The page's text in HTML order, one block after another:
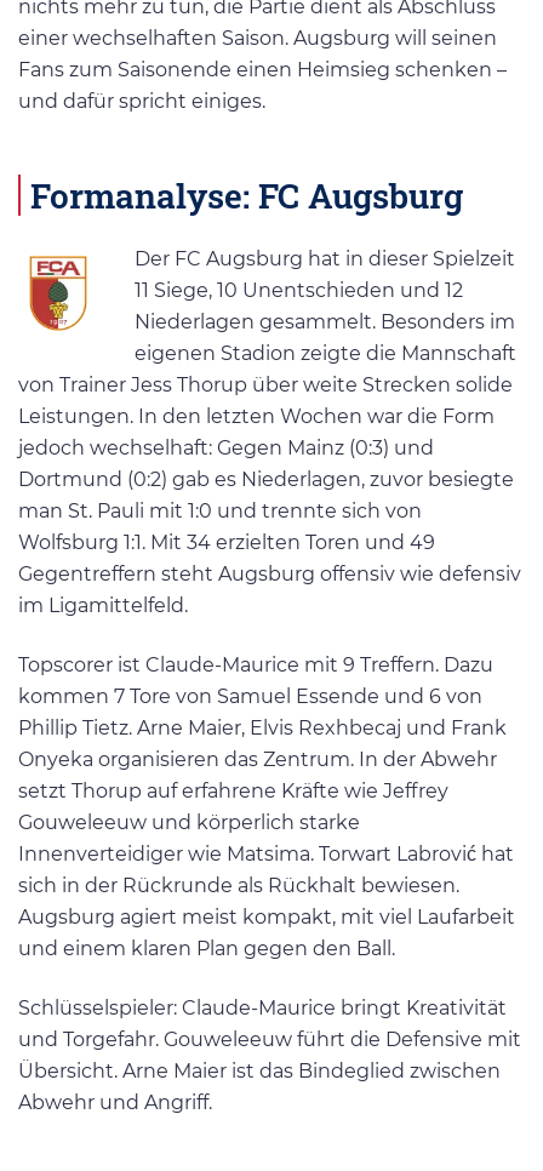
nichts mehr zu tun, die Partie dient als Abschluss
einer wechselhaften Saison. Augsburg will seinen
Fans zum Saisonende einen Heimsieg schenken –
und dafür spricht einiges.
Formanalyse: FC Augsburg
Der FC Augsburg hat in dieser Spielzeit
11 Siege, 10 Unentschieden und 12
Niederlagen gesammelt. Besonders im
eigenen Stadion zeigte die Mannschaft
von Trainer Jess Thorup über weite Strecken solide
Leistungen. In den letzten Wochen war die Form
jedoch wechselhaft: Gegen Mainz (0:3) und
Dortmund (0:2) gab es Niederlagen, zuvor besiegte
man St. Pauli mit 1:0 und trennte sich von
Wolfsburg 1:1. Mit 34 erzielten Toren und 49
Gegentreffern steht Augsburg offensiv wie defensiv
im Ligamittelfeld.
Topscorer ist Claude-Maurice mit 9 Treffern. Dazu
kommen 7 Tore von Samuel Essende und 6 von
Phillip Tietz. Arne Maier, Elvis Rexhbecaj und Frank
Onyeka organisieren das Zentrum. In der Abwehr
setzt Thorup auf erfahrene Kräfte wie Jeffrey
Gouweleeuw und körperlich starke
Innenverteidiger wie Matsima. Torwart Labrović hat
sich in der Rückrunde als Rückhalt bewiesen.
Augsburg agiert meist kompakt, mit viel Laufarbeit
und einem klaren Plan gegen den Ball.
Schlüsselspieler: Claude-Maurice bringt Kreativität
und Torgefahr. Gouweleeuw führt die Defensive mit
Übersicht. Arne Maier ist das Bindeglied zwischen
Abwehr und Angriff.